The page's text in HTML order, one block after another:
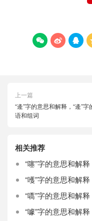
  
上一篇
“逄”字的意思和解释，“逄”字
语和组词
相关推荐
“噻”字的意思和解
“嚄”字的意思和解
“嚆”字的意思和解
“噱”字的意思和解